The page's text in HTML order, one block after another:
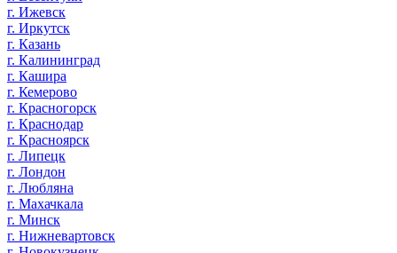
г. Ижевск
г. Иркутск
г. Казань
г. Калининград
г. Кашира
г. Кемерово
г. Красногорск
г. Краснодар
г. Красноярск
г. Липецк
г. Лондон
г. Любляна
г. Махачкала
г. Минск
г. Нижневартовск